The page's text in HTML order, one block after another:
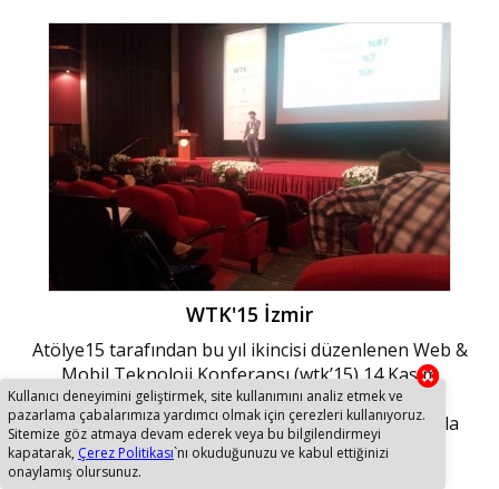
WTK'15 İzmir
Atölye15 tarafından bu yıl ikincisi düzenlenen Web &
Mobil Teknoloji Konferansı (wtk’15) 14 Kasım
Cumartesi günü DEÜ Sabancı Kültür Sarayı’nda
gerçekleşti. Bir önceki konferansa göre daha fazla
katılım oldu.
Kullanıcı deneyimini geliştirmek, site kullanımını analiz etmek ve
pazarlama çabalarımıza yardımcı olmak için çerezleri kullanıyoruz.
Sitemize göz atmaya devam ederek veya bu bilgilendirmeyi
kapatarak, Çerez Politikası`nı okuduğunuzu ve kabul ettiğinizi
onaylamış olursunuz.